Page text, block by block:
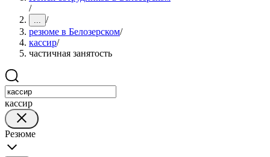
/
... /
резюме в Белозерском/
кассир/
частичная занятость
кассир
Резюме